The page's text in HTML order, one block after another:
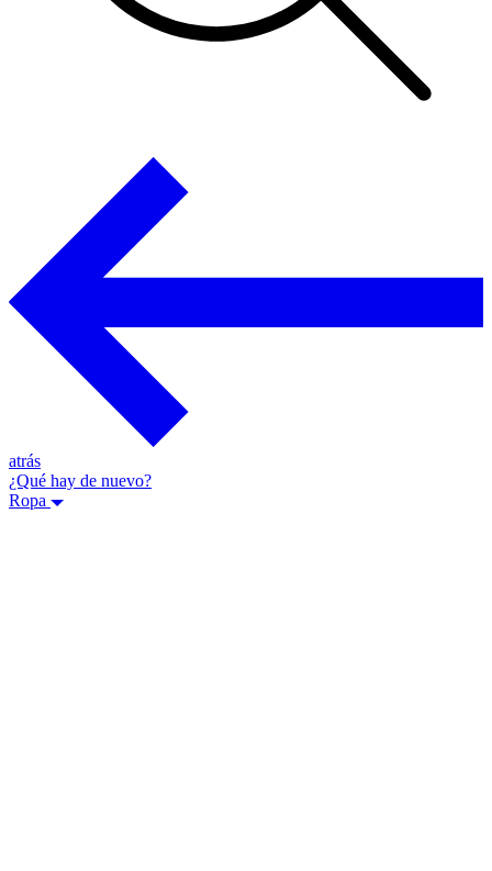
atrás
¿Qué hay de nuevo?
Ropa